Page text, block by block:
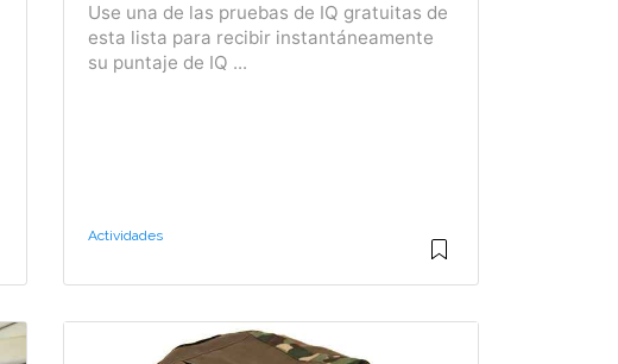
Use una de las pruebas de IQ gratuitas de
esta lista para recibir instantáneamente
su puntaje de IQ ...
Actividades